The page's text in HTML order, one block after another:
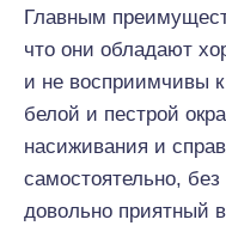
Главным
что они обладают
и не восприимчивы
белой и пестрой
насиживания и
самостоятельно,
довольно приятный